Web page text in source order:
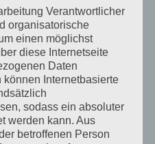
unterstützt Sie
gezielt
gesund
reflektiert und
zu Ihrem
nachhaltiger
dort, wo
Verantwortlicher
organisatorische
einen möglichst
diese Internetseite
Daten
Internetbasierte
sodass ein absoluter
werden kann. Aus
betroffenen Person